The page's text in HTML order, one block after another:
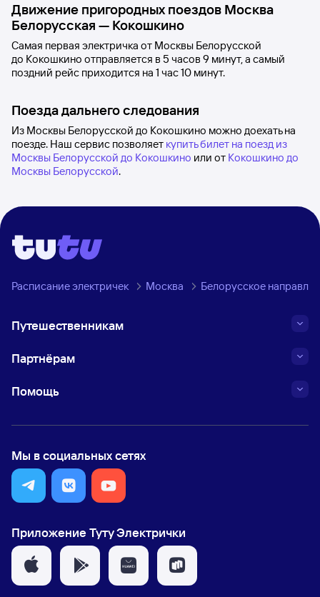
Движение пригородных поездов Москва
Белорусская — Кокошкино
Самая первая электричка от Москвы Белорусской
до Кокошкино отправляется в 5 часов 9 минут, а самый
поздний рейс приходится на 1 час 10 минут.
Поезда дальнего следования
Из Москвы Белорусской до Кокошкино можно доехать на
поезде. Наш сервис позволяет купить билет на поезд из
Москвы Белорусской до Кокошкино или от Кокошкино до
Москвы Белорусской.
Расписание электричек Москва Белорусское
Путешественникам
Партнёрам
Помощь
Мы в социальных сетях
Приложение Туту Электрички